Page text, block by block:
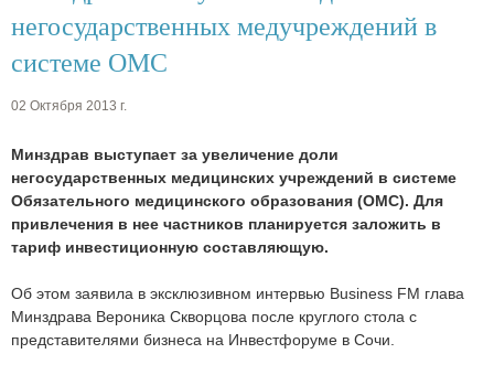
негосударственных медучреждений в
системе ОМС
02 Октября 2013 г.
Минздрав выступает за увеличение доли
негосударственных медицинских учреждений в системе
Обязательного медицинского образования (ОМС). Для
привлечения в нее частников планируется заложить в
тариф инвестиционную составляющую.
Об этом заявила в эксклюзивном интервью Business FM глава
Минздрава Вероника Скворцова после круглого стола с
представителями бизнеса на Инвестфоруме в Сочи.